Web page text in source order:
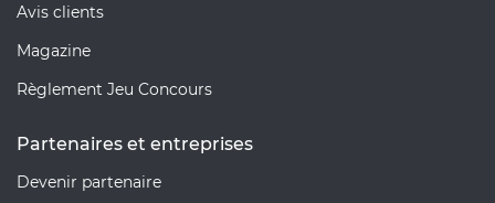
Avis clients
Magazine
Règlement Jeu Concours
Partenaires et entreprises
Devenir partenaire